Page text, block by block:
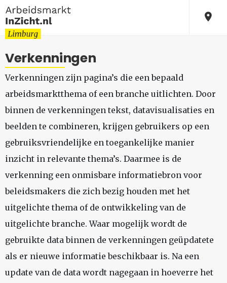
Verkenningen
Verkenningen zijn pagina’s die een bepaald
arbeidsmarktthema of een branche uitlichten. Door
binnen de verkenningen tekst, datavisualisaties en
beelden te combineren, krijgen gebruikers op een
gebruiksvriendelijke en toegankelijke manier
inzicht in relevante thema’s. Daarmee is de
verkenning een onmisbare informatiebron voor
beleidsmakers die zich bezig houden met het
uitgelichte thema of de ontwikkeling van de
uitgelichte branche. Waar mogelijk wordt de
gebruikte data binnen de verkenningen geüpdatete
als er nieuwe informatie beschikbaar is. Na een
update van de data wordt nagegaan in hoeverre het